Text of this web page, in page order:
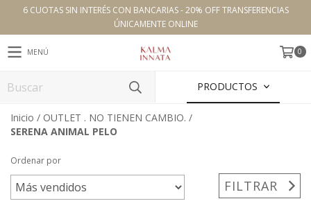
6 CUOTAS SIN INTERÉS CON BANCARIAS - 20% OFF TRANSFERENCIAS
ÚNICAMENTE ONLINE
MENÚ 0
PRODUCTOS
Inicio / OUTLET . NO TIENEN CAMBIO. /
SERENA ANIMAL PELO
Ordenar por
FILTRAR